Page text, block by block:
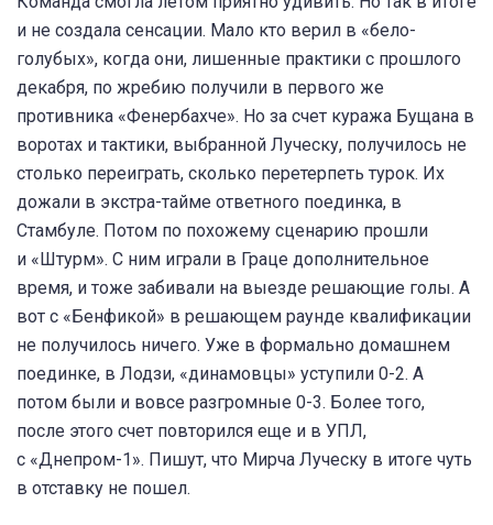
и не создала сенсации. Мало кто верил в «бело-
голубых», когда они, лишенные практики с прошлого
декабря, по жребию получили в первого же
противника «Фенербахче». Но за счет куража Бущана в
воротах и тактики, выбранной Луческу, получилось не
столько переиграть, сколько перетерпеть турок. Их
дожали в экстра-тайме ответного поединка, в
Стамбуле. Потом по похожему сценарию прошли
и «Штурм». С ним играли в Граце дополнительное
время, и тоже забивали на выезде решающие голы. А
вот с «Бенфикой» в решающем раунде квалификации
не получилось ничего. Уже в формально домашнем
поединке, в Лодзи, «динамовцы» уступили 0-2. А
потом были и вовсе разгромные 0-3. Более того,
после этого счет повторился еще и в УПЛ,
с «Днепром-1». Пишут, что Мирча Луческу в итоге чуть
в отставку не пошел.